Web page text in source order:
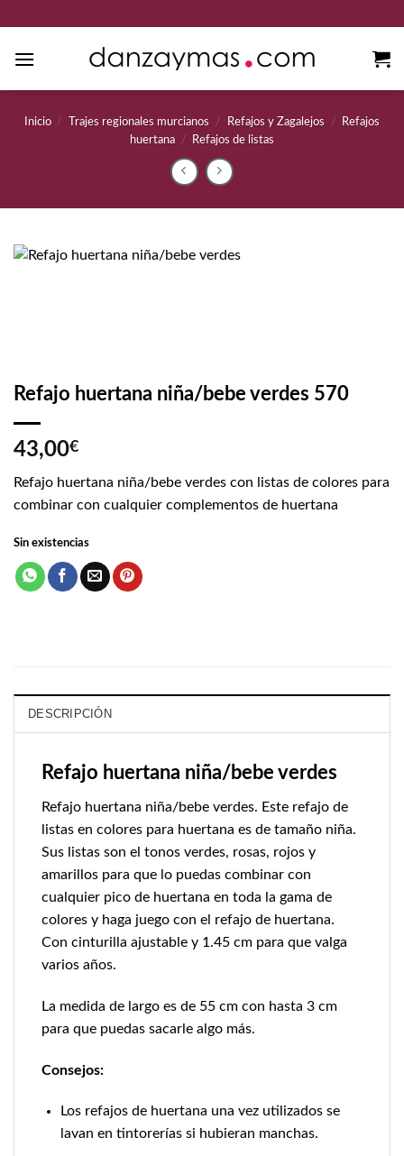
contenido
Inicio / Trajes regionales murcianos / Refajos y Zagalejos /
Refajos
huertana
/ Refajos de listas
Refajo huertana niña/bebe verdes 570
43,00€
Refajo huertana niña/bebe verdes con listas de colores para
combinar con cualquier complementos de huertana
Sin existencias
DESCRIPCIÓN
Refajo huertana niña/bebe verdes
Refajo huertana niña/bebe verdes. Este refajo de
listas en colores para huertana es de tamaño niña.
Sus listas son el tonos verdes, rosas, rojos y
amarillos para que lo puedas combinar con
cualquier pico de huertana en toda la gama de
colores y haga juego con el refajo de huertana.
Con cinturilla ajustable y 1.45 cm para que valga
varios años.
La medida de largo es de 55 cm con hasta 3 cm
para que puedas sacarle algo más.
Consejos:
Los refajos de huertana una vez utilizados se
lavan en tintorerías si hubieran manchas.